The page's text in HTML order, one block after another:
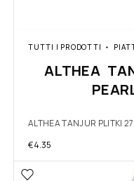
TUTTI I PRODOTTI
ALTHEA
ALTHEA TANJUR PLITKI
€4.35